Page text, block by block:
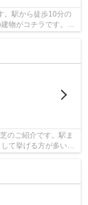
。駅から徒歩10分の
物がコチラです。エ
のご紹介です。駅ま
て挙げる方が多い、